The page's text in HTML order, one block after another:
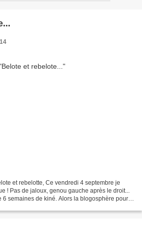
et rebelotte, Ce vendredi 4 septembre je
! Pas de jaloux, genou gauche après le droit...
6 semaines de kiné. Alors la blogosphère pour